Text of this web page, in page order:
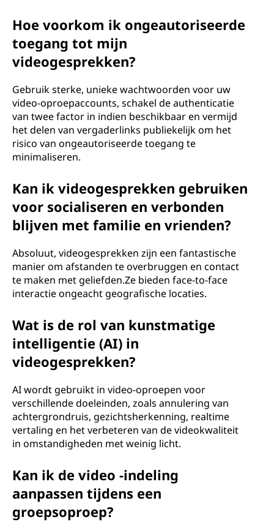
Hoe voorkom ik ongeautoriseerde
toegang tot mijn
videogesprekken?
Gebruik sterke, unieke wachtwoorden voor uw
video-oproepaccounts, schakel de authenticatie
van twee factor in indien beschikbaar en vermijd
het delen van vergaderlinks publiekelijk om het
risico van ongeautoriseerde toegang te
minimaliseren.
Kan ik videogesprekken gebruiken
voor socialiseren en verbonden
blijven met familie en vrienden?
Absoluut, videogesprekken zijn een fantastische
manier om afstanden te overbruggen en contact
te maken met geliefden.Ze bieden face-to-face
interactie ongeacht geografische locaties.
Wat is de rol van kunstmatige
intelligentie (AI) in
videogesprekken?
AI wordt gebruikt in video-oproepen voor
verschillende doeleinden, zoals annulering van
achtergrondruis, gezichtsherkenning, realtime
vertaling en het verbeteren van de videokwaliteit
in omstandigheden met weinig licht.
Kan ik de video -indeling
aanpassen tijdens een
groepsoproep?